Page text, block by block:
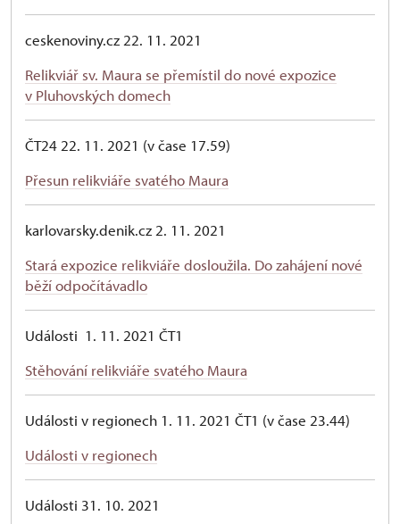
ceskenoviny.cz 22. 11. 2021
Relikviář sv. Maura se přemístil do nové expozice
v Pluhovských domech
ČT24 22. 11. 2021 (v čase 17.59)
Přesun relikviáře svatého Maura
karlovarsky.denik.cz 2. 11. 2021
Stará expozice relikviáře dosloužila. Do zahájení nové
běží odpočítávadlo
Události 1. 11. 2021 ČT1
Stěhování relikviáře svatého Maura
Události v regionech 1. 11. 2021 ČT1 (v čase 23.44)
Události v regionech
Události 31. 10. 2021